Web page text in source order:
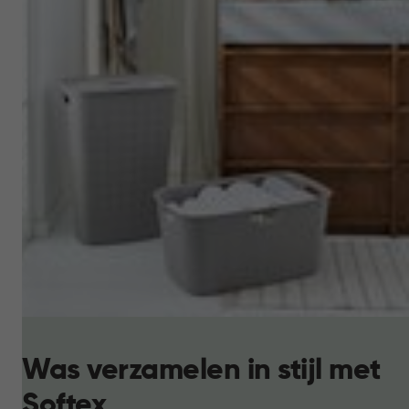
Was verzamelen in stijl met